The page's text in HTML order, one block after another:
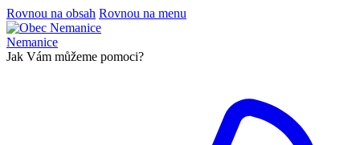
Rovnou na obsah Rovnou na menu
Nemanice
Jak Vám můžeme pomoci?